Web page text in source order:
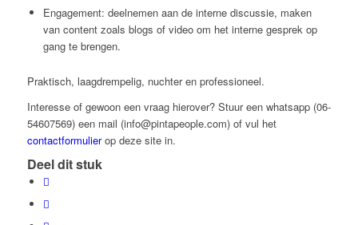
Engagement: deelnemen aan de interne discussie, maken
van content zoals blogs of video om het interne gesprek op
gang te brengen.
Praktisch, laagdrempelig, nuchter en professioneel.
Interesse of gewoon een vraag hierover? Stuur een whatsapp (06-
54607569) een mail (info@pintapeople.com) of vul het
contactformulierop deze site in.
Deel dit stuk